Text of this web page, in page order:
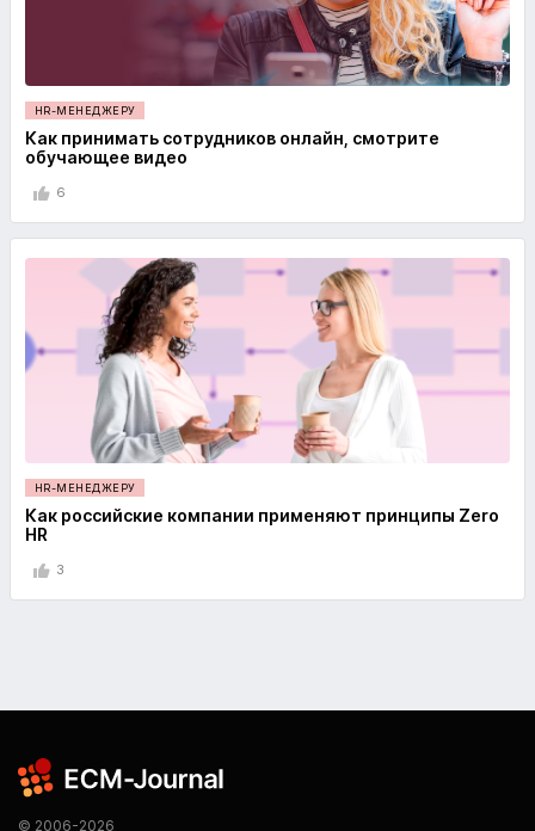
HR-МЕНЕДЖЕРУ
Как принимать сотрудников онлайн, смотрите
обучающее видео
6
HR-МЕНЕДЖЕРУ
Как российские компании применяют принципы Zero
HR
3
© 2006-2026